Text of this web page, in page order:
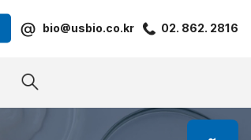
@ bio@usbio.co.kr 02. 862. 2816